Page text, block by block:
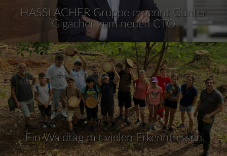
HASSLACHER Gruppe ernennt Günter
Gigacher zum neuen CTO
Ein Waldtag mit vielen Erkenntnissen